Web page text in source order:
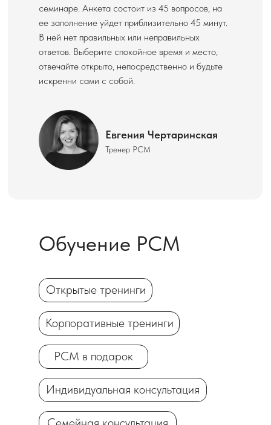
семинаре. Анкета состоит из 45 вопросов, на
ее заполнение уйдет приблизительно 45 минут.
В ней нет правильных или неправильных
ответов. Выберите спокойное время и место,
отвечайте открыто, непосредственно и будьте
искренни сами с собой.
Евгения Чертаринская
Тренер РСМ
Обучение РСМ
Открытые тренинги
Корпоративные тренинги
PCM в подарок
Индивидуальная консультация